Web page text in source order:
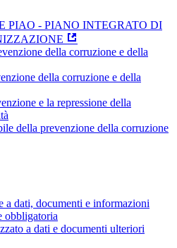
PIAO - PIANO INTEGRATO DI
della corruzione e della
della corruzione e della
e la repressione della
della prevenzione della corruzione
a dati, documenti e informazioni
obbligatoria
a dati e documenti ulteriori